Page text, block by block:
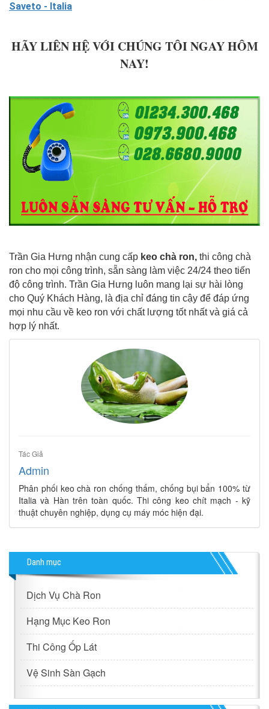
Saveto - Italia
HÃY LIÊN HỆ VỚI CHÚNG TÔI NGAY HÔM
NAY!
Trần Gia Hưng nhận cung cấp keo chà ron, thi công chà
ron cho mọi công trình, sẵn sàng làm việc 24/24 theo tiến
độ công trình. Trần Gia Hưng luôn mang lại sự hài lòng
cho Quý Khách Hàng, là địa chỉ đáng tin cậy để đáp ứng
mọi nhu cầu về keo ron với chất lượng tốt nhất và giá cả
hợp lý nhất.
Tác Giả
Admin
Phân phối keo chà ron chống thấm, chống bụi bẩn 100% từ
Italia và Hàn trên toàn quốc. Thi công keo chít mạch - kỹ
thuật chuyên nghiệp, dụng cụ máy móc hiện đại.
Danh mục
Dịch Vụ Chà Ron
Hạng Mục Keo Ron
Thi Công Ốp Lát
Vệ Sinh Sàn Gạch